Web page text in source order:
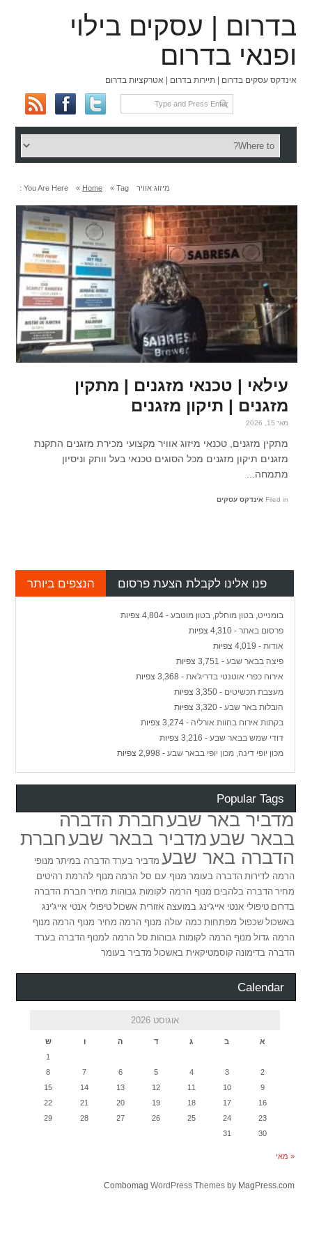
בדרום | עסקים בילוי
ופנאי בדרום
אינדקס עסקים בדרום | תיירות בדרום | אטרקציות בדרום
You Are Here : Home
» Tag » מיזוג אוויר
עילאי | טכנאי מזגנים | מתקין
מזגנים | תיקון מזגנים
מאי 15, 2026
מתקין מזגנים, טכנאי מיזוג אוויר מקצועי מכירת מזגנים התקנת
מזגנים תיקון מזגנים מכל הסוגים טכנאי בעל וותק וניסיון
מתמחה...
Filed in אינדקס עסקים
הנצפים ביותר פנו אלינו לקבלת הצעת פרסום
בומנייט, בטון מוחלק, בטון מוטבע - 4,804 צפיות
פרסום באתר - 4,310 צפיות
אודות - 4,019 צפיות
פיצה בבאר שבע - 3,751 צפיות
אירוח כפרי אוטנטי בדריג'את - 3,368 צפיות
מעצבת תכשיטים - 3,350 צפיות
הובלות באר שבע - 3,320 צפיות
בקתות אירוח בחוות אורליה - 3,274 צפיות
דודי שמש בבאר שבע - 3,216 צפיות
מכון יופי דינה, מכון יופי בבאר שבע - 2,998 צפיות
Popular Tags
מדביר באר שבעחברת הדברה
בבאר שבעמדביר בבאר שבעחברת
הדברה באר שבע מדביר בערד הדברה במיתר מנופי
הרמה לדירות הדברה בעומר מנוף עם סל הרמה מנוף להרמת רהיטים
מחיר הדברה בלהבים מנוף הרמה לקומות גבוהות מחיר חברת הדברה
בדרום טיפולי אנטי אייג'ינג במועצה אזורית אשכול טיפולי אנטי אייג'ינג
באשכול שכפול מפתחות כמה עולה מנוף הרמה מחיר מנוף הרמה מנוף
הרמה גדול מנוף הרמה לקומות גבוהות סל הרמה למנוף הדברה בערד
הדברה בדימונה קוסמטיקאית באשכול מדביר בעומר
Calendar
אוגוסט 2026
א ב ג ד ה ו
ש
1
2
3
4
5
6
7
8
9
10
11
12
13
14
15
16
17
18
19
20
21
22
23
24
25
26
27
28
29
30
31
« מאי
Combomag WordPress Themesby MagPress.com